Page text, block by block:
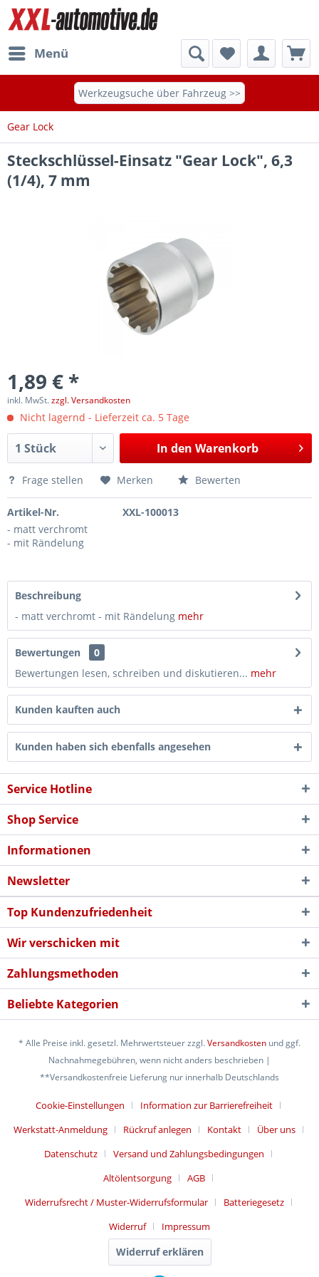
Menü
Werkzeugsuche über Fahrzeug >>
Gear Lock
Steckschlüssel-Einsatz "Gear Lock", 6,3
(1/4), 7 mm
1,89 € *
inkl. MwSt.zzgl. Versandkosten
Nicht lagernd - Lieferzeit ca. 5 Tage
In den Warenkorb
Frage stellen Merken Bewerten
Artikel-Nr.
XXL-100013
- matt verchromt
- mit Rändelung
Beschreibung
- matt verchromt - mit Rändelung mehr
Bewertungen
0
Bewertungen lesen, schreiben und diskutieren... mehr
Kunden kauften auch
Kunden haben sich ebenfalls angesehen
Service Hotline
Shop Service
Informationen
Newsletter
Top Kundenzufriedenheit
Wir verschicken mit
Zahlungsmethoden
Beliebte Kategorien
* Alle Preise inkl. gesetzl. Mehrwertsteuer zzgl.Versandkosten und ggf.
Nachnahmegebühren, wenn nicht anders beschrieben |
**Versandkostenfreie Lieferung nur innerhalb Deutschlands
Cookie-Einstellungen
Information zur Barrierefreiheit
Werkstatt-Anmeldung
Rückruf anlegen Kontakt
Über uns
Datenschutz
Versand und Zahlungsbedingungen
Altölentsorgung
AGB
Widerrufsrecht / Muster-Widerrufsformular
Batteriegesetz
Widerruf
Impressum
Widerruf erklären